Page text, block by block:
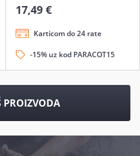
17,49 €
Karticom do 24 rate
-15% uz kod PARACOT15
PROIZVODA